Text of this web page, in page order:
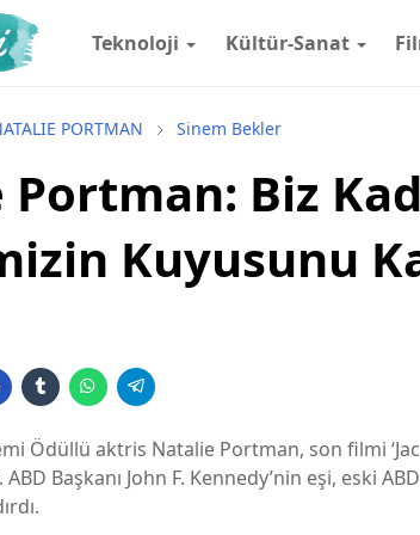
Teknoloji Kültür-Sanat
PORTMAN Sinem Bekler
Biz
Kuyusunu
Ödüllü aktris Natalie Portman, son filmi
Başkanı John F. Kennedy’nin eşi, eski